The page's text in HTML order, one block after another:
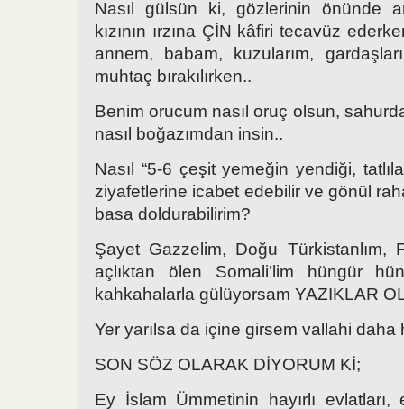
Nasıl gülsün ki, gözlerinin önünde
kızının ırzına ÇİN kâfiri tecavüz
annem, babam, kuzularım,
muhtaç bırakılırken..
Benim orucum nasıl oruç olsun,
nasıl boğazımdan insin..
Nasıl “5-6 çeşit yemeğin yendiği,
ziyafetlerine icabet edebilir ve gönül
basa doldurabilirim?
Şayet Gazzelim, Doğu Türkistanlım,
açlıktan ölen Somali’lim hüngür
kahkahalarla gülüyorsam YAZIKLAR
Yer yarılsa da içine girsem vallahi daha
SON SÖZ OLARAK DİYORUM Kİ;
Ey İslam Ümmetinin hayırlı